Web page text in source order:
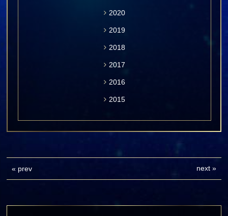
2020
2019
2018
2017
2016
2015
« prev next»